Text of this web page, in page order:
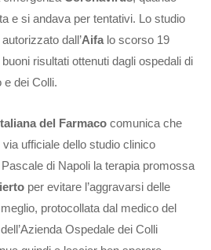
e si andava per tentativi. Lo studio
autorizzato dall’Aifa lo scorso 19
risultati ottenuti dagli ospedali di
e dei Colli.
del Farmaco comunica che
ufficiale dello studio clinico
di Napoli la terapia promossa
per evitare l’aggravarsi delle
protocollata dal medico del
Ospedale dei Colli